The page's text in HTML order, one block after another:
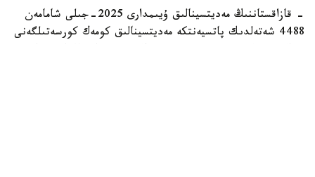
- قازاقستاننىڭ مەديتسينالىق ۇيىمدارى 2025-جىلى شامامەن
4488 شەتەلدىك پاتسيەنتكە مەديتسينالىق كومەك كورسەتىلگەنى